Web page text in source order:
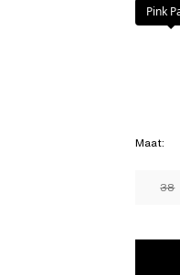
Kleur:
Pink
Maat:
38